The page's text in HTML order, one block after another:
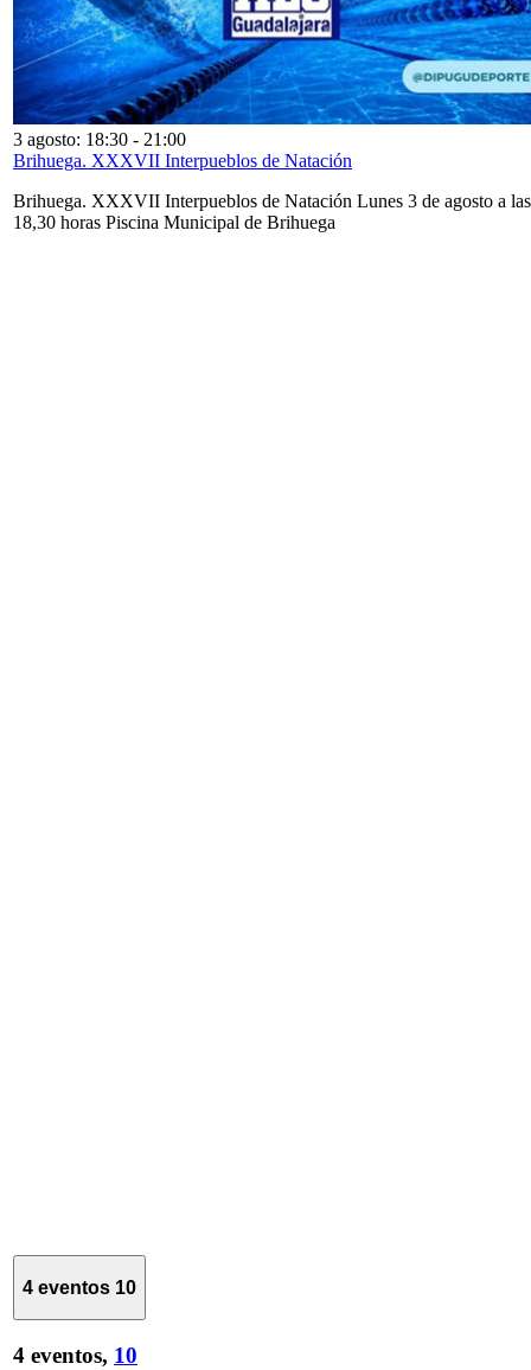
3 agosto: 18:30 - 21:00
Brihuega. XXXVII Interpueblos de Natación
Brihuega. XXXVII Interpueblos de Natación Lunes 3 de agosto a las
18,30 horas Piscina Municipal de Brihuega
4 eventos 10
4 eventos, 10